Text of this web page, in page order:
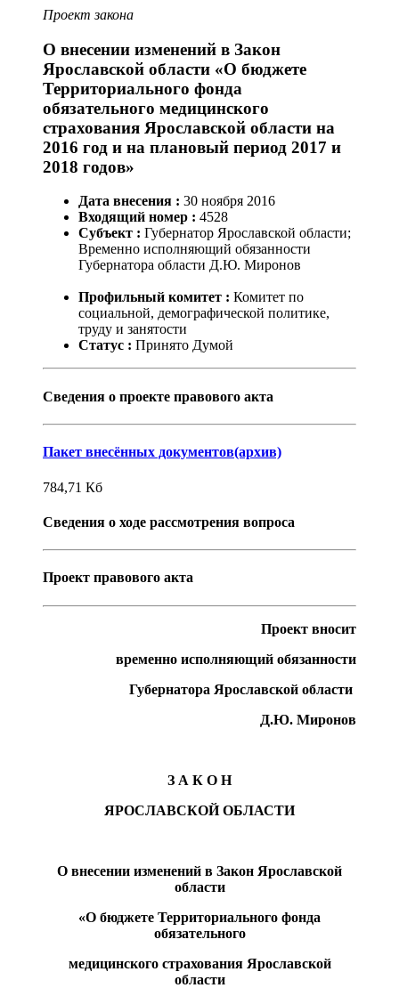
Проект закона
О внесении изменений в Закон
Ярославской области «О бюджете
Территориального фонда
обязательного медицинского
страхования Ярославской области на
2016 год и на плановый период 2017 и
2018 годов»
Дата внесения : 30 ноября 2016
Входящий номер : 4528
Субъект : Губернатор Ярославской области;
Временно исполняющий обязанности
Губернатора области Д.Ю. Миронов
Профильный комитет : Комитет по
социальной, демографической политике,
труду и занятости
Статус : Принято Думой
Сведения о проекте правового акта
Пакет внесённых документов(архив)
784,71 Кб
Сведения о ходе рассмотрения вопроса
Проект правового акта
Проект вносит
временно исполняющий обязанности
Губернатора Ярославской области
Д.Ю. Миронов
З А К О Н
ЯРОСЛАВСКОЙ ОБЛАСТИ
О внесении изменений в Закон Ярославской
области
«О бюджете Территориального фонда
обязательного
медицинского страхования Ярославской
области